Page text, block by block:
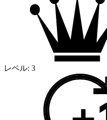
レベル: 3